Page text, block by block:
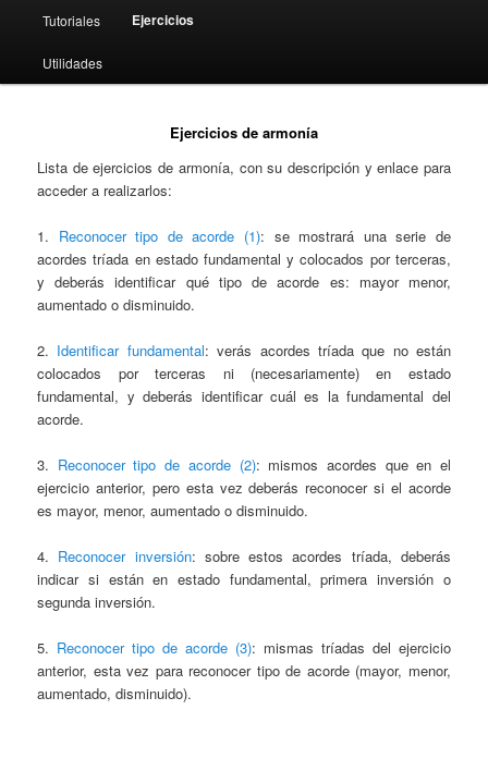
al
contenido
al
contenido
Tutoriales Ejercicios
Utilidades
Ejercicios de armonía
Lista de ejercicios de armonía, con su descripción y enlace para
acceder a realizarlos:
1. Reconocer tipo de acorde (1): se mostrará una serie de
acordes tríada en estado fundamental y colocados por terceras,
y deberás identificar qué tipo de acorde es: mayor menor,
aumentado o disminuido.
2. Identificar fundamental: verás acordes tríada que no están
colocados por terceras ni (necesariamente) en estado
fundamental, y deberás identificar cuál es la fundamental del
acorde.
3. Reconocer tipo de acorde (2): mismos acordes que en el
ejercicio anterior, pero esta vez deberás reconocer si el acorde
es mayor, menor, aumentado o disminuido.
4. Reconocer inversión: sobre estos acordes tríada, deberás
indicar si están en estado fundamental, primera inversión o
segunda inversión.
5. Reconocer tipo de acorde (3): mismas tríadas del ejercicio
anterior, esta vez para reconocer tipo de acorde (mayor, menor,
aumentado, disminuido).